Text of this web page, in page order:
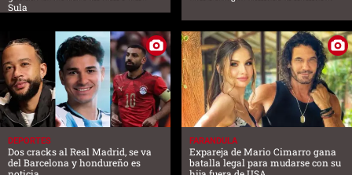
Sula
DEPORTES
Dos cracks al Real Madrid, se va
del Barcelona y hondureño es
FARANDULA
Expareja de Mario Cimarro gana
batalla legal para mudarse con su